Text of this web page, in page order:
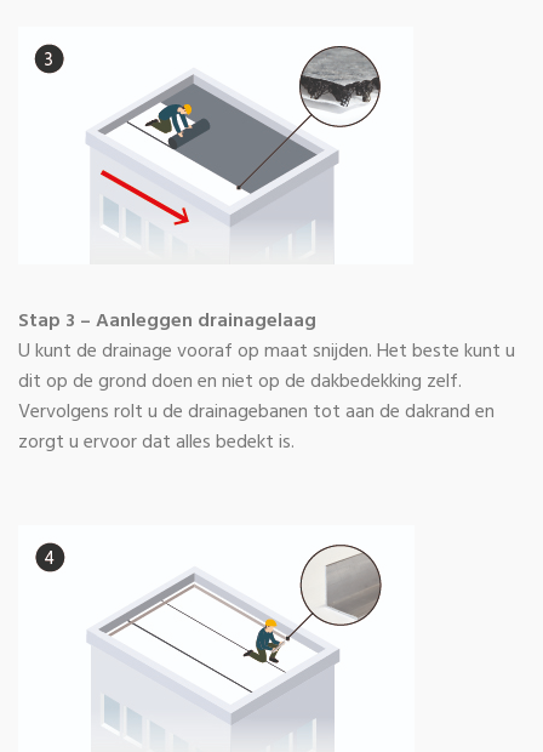
Stap 3 – Aanleggen drainagelaag
U kunt de drainage vooraf op maat snijden. Het beste kunt u
dit op de grond doen en niet op de dakbedekking zelf.
Vervolgens rolt u de drainagebanen tot aan de dakrand en
zorgt u ervoor dat alles bedekt is.